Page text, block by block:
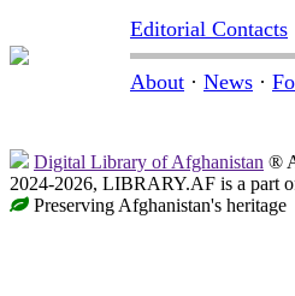
Editorial Contacts
About · News ·
Digital Library of Afghanistan ®
2024-2026, LIBRARY.AF is a part
Preserving Afghanistan's heritage